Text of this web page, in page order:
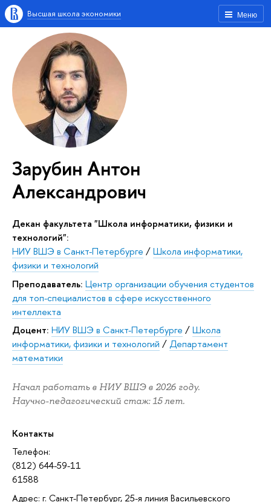
Меню
Высшая школа экономики
Зарубин Антон
Александрович
Декан факультета "Школа информатики, физики и
технологий":
НИУ ВШЭ в Санкт-Петербурге /Школа информатики,
физики и технологий
Преподаватель: Центр организации обучения студентов
для топ-специалистов в сфере искусственного
интеллекта
Доцент: НИУ ВШЭ в Санкт-Петербурге /Школа
информатики, физики и технологий /Департамент
математики
Начал работать в НИУ ВШЭ в 2026 году.
Научно-педагогический стаж: 15 лет.
Контакты
Телефон:
(812) 644-59-11
61588
Адрес: г. Санкт-Петербург, 25-я линия Васильевского